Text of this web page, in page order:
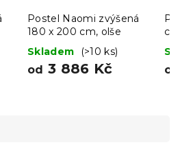
Postel Naomi zvýšená
180 x 200 cm, olše
Skladem
(>10 ks)
od 3 886 Kč od